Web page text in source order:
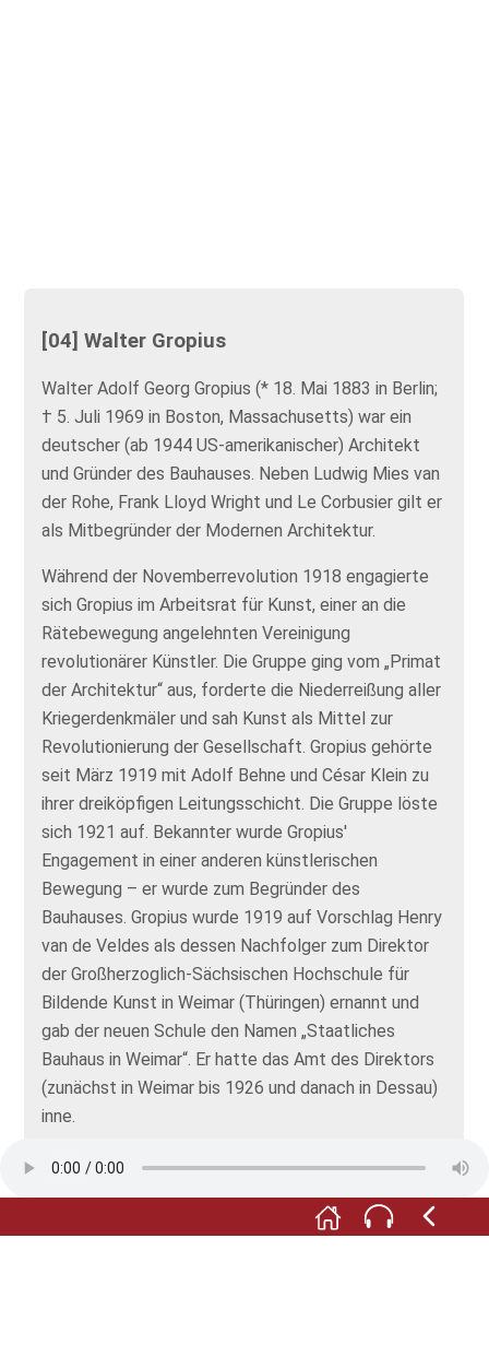
[04] Walter Gropius
Walter Adolf Georg Gropius (* 18. Mai 1883 in Berlin;
† 5. Juli 1969 in Boston, Massachusetts) war ein
deutscher (ab 1944 US-amerikanischer) Architekt
und Gründer des Bauhauses. Neben Ludwig Mies van
der Rohe, Frank Lloyd Wright und Le Corbusier gilt er
als Mitbegründer der Modernen Architektur.
Während der Novemberrevolution 1918 engagierte
sich Gropius im Arbeitsrat für Kunst, einer an die
Rätebewegung angelehnten Vereinigung
revolutionärer Künstler. Die Gruppe ging vom „Primat
der Architektur“ aus, forderte die Niederreißung aller
Kriegerdenkmäler und sah Kunst als Mittel zur
Revolutionierung der Gesellschaft. Gropius gehörte
seit März 1919 mit Adolf Behne und César Klein zu
ihrer dreiköpfigen Leitungsschicht. Die Gruppe löste
sich 1921 auf. Bekannter wurde Gropius'
Engagement in einer anderen künstlerischen
Bewegung – er wurde zum Begründer des
Bauhauses. Gropius wurde 1919 auf Vorschlag Henry
van de Veldes als dessen Nachfolger zum Direktor
der Großherzoglich-Sächsischen Hochschule für
Bildende Kunst in Weimar (Thüringen) ernannt und
gab der neuen Schule den Namen „Staatliches
Bauhaus in Weimar“. Er hatte das Amt des Direktors
(zunächst in Weimar bis 1926 und danach in Dessau)
inne.
Walter Gropius war im Jahr 1927 zusammen mit
Totaltheaters, das die Aufhebung der räumlichen